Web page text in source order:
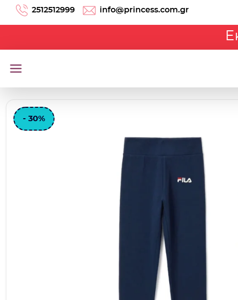
Μετάβαση στο περιεχόμενο
2512512999 info@princess.com.gr
- 30%